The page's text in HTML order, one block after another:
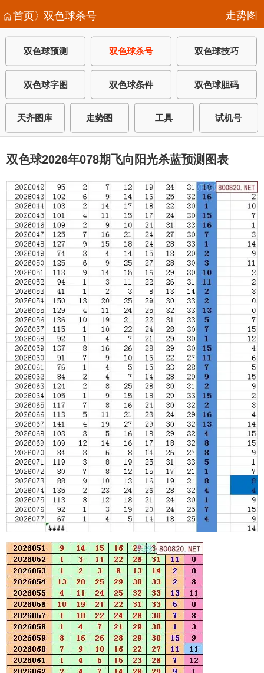
首页〉双色球杀号 走势图
双色球预测 双色球杀号 双色球技巧
双色球字图 双色球条件 双色球胆码
天齐图库 走势图 工具 试机号
双色球2026年078期飞向阳光杀蓝预测图表